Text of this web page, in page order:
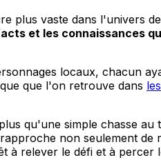
plus vaste dans l'univers
et les connaissances
locaux, chacun
que l'on retrouve dans
qu'une simple chasse
non seulement
relever le défi et à percer